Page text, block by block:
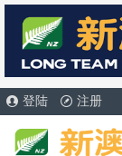
登陆 注册